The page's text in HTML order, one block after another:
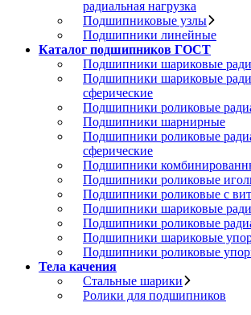
радиальная нагрузка
Подшипниковые узлы
Подшипники линейные
Каталог подшипников ГОСТ
Подшипники шариковые
Подшипники шариковые
сферические
Подшипники роликовые
Подшипники шарнирные
Подшипники роликовые
сферические
Подшипники
Подшипники роликовые
Подшипники роликовые с
Подшипники шариковые
Подшипники роликовые
Подшипники шариковые
Подшипники роликовые
Тела качения
Стальные шарики
Ролики для подшипников